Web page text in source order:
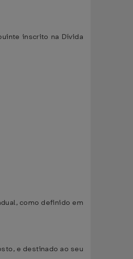
inscrito na Dívida
como definido em
e destinado ao seu